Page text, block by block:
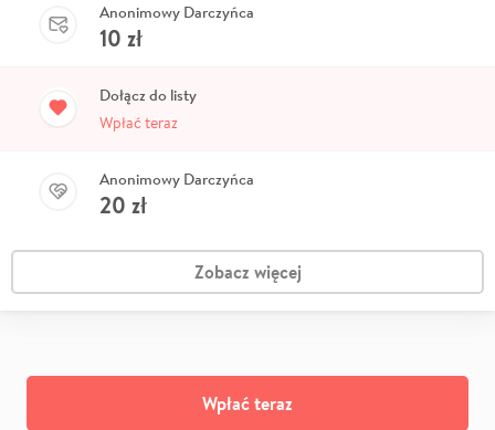
Anonimowy Darczyńca
10 zł
Dołącz do listy
Wpłać teraz
Anonimowy Darczyńca
20 zł
Zobacz więcej
Wpłać teraz